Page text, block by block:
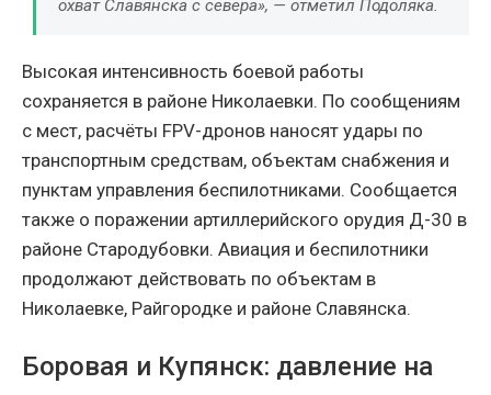
охват Славянска с севера», — отметил Подоляка.
Высокая интенсивность боевой работы
сохраняется в районе Николаевки. По сообщениям
с мест, расчёты FPV-дронов наносят удары по
транспортным средствам, объектам снабжения и
пунктам управления беспилотниками. Сообщается
также о поражении артиллерийского орудия Д-30 в
районе Стародубовки. Авиация и беспилотники
продолжают действовать по объектам в
Николаевке, Райгородке и районе Славянска.
Боровая и Купянск: давление на